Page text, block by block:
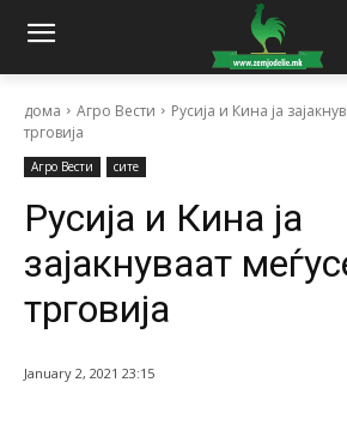
дома Агро Вести
Русија и Кина ја
трговија
Агро Вести сите
Русија и Кина ја
зајакнуваат
трговија
January 2, 2021 23:15